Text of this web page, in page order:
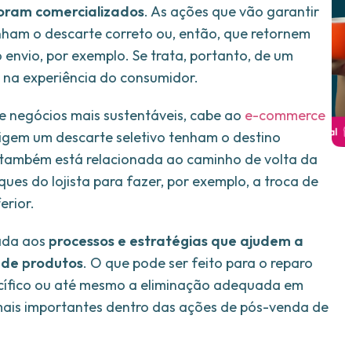
comercializados. As ações que vão garantir
o descarte correto ou, então, que retornem
por exemplo. Se trata, portanto, de um
experiência do consumidor.
negócios mais sustentáveis, cabe ao e-commerce
um descarte seletivo tenham o destino
está relacionada ao caminho de volta da
do lojista para fazer, por exemplo, a troca de
aos processos e estratégias que ajudem a
produtos. O que pode ser feito para o reparo
ou até mesmo a eliminação adequada em
importantes dentro das ações de pós-venda de